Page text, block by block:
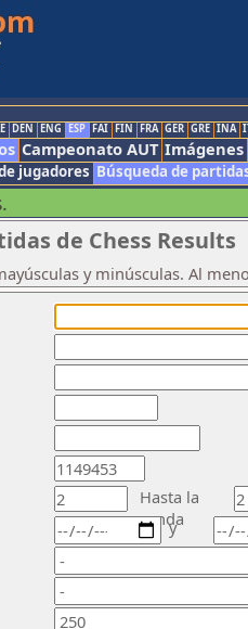
DEN ENG ESP FAI FIN FRA GER GRE INA
Campeonato AUT Imágenes
jugadores Búsqueda de
de Chess Results
y minúsculas. Al
Hasta la
ronda
y